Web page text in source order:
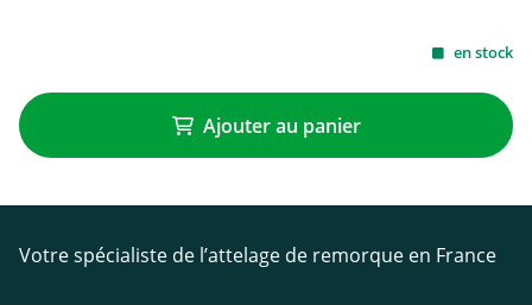
en stock
Ajouter au panier
Votre spécialiste de l’attelage de remorque en France